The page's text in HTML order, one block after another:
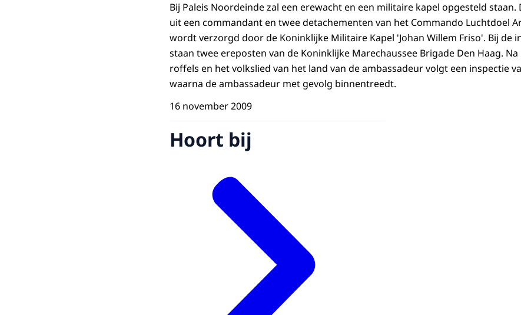
Bij Paleis Noordeinde zal een erewacht en een militaire kapel opgesteld
uit een commandant en twee detachementen van het Commando Luchtdoel
wordt verzorgd door de Koninklijke Militaire Kapel 'Johan Willem Friso'. Bij de
staan twee ereposten van de Koninklijke Marechaussee Brigade Den Haag.
roffels en het volkslied van het land van de ambassadeur volgt een inspectie
waarna de ambassadeur met gevolg binnentreedt.
16 november 2009
Hoort bij